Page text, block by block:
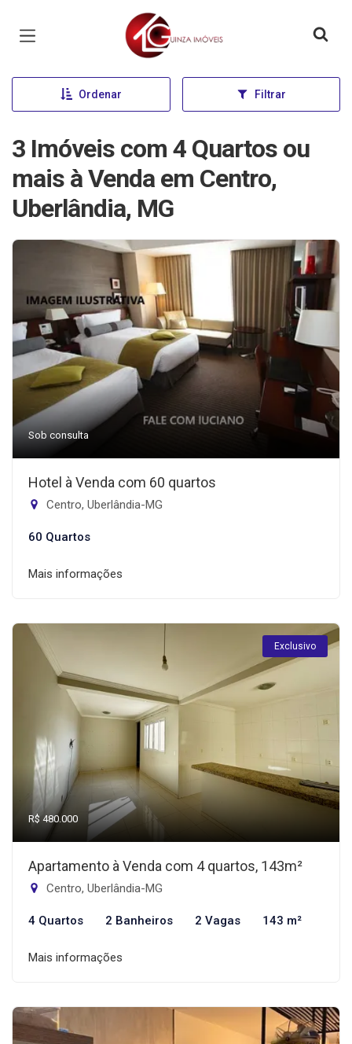
Página inicial
Ordenar Filtrar
3 Imóveis com 4 Quartos ou
mais à Venda em Centro,
Uberlândia, MG
Sob consulta
Hotel à Venda com 60 quartos
Centro, Uberlândia-MG
60 Quartos
Mais informações
Exclusivo
R$ 480.000
Apartamento à Venda com 4 quartos, 143m²
Centro, Uberlândia-MG
4 Quartos 2 Banheiros 2 Vagas 143 m²
Mais informações